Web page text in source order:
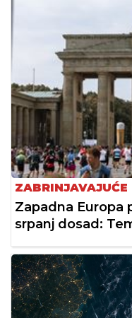
ZABRINJAVAJUĆE
Zapadna Europa
srpanj dosad: